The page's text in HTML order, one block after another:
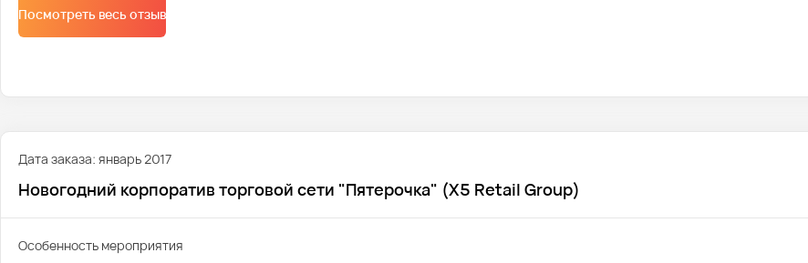
Посмотреть весь отзыв
Дата заказа: январь 2017
Новогодний корпоратив торговой сети "Пятерочка" (X5 Retail Group)
Особенность мероприятия